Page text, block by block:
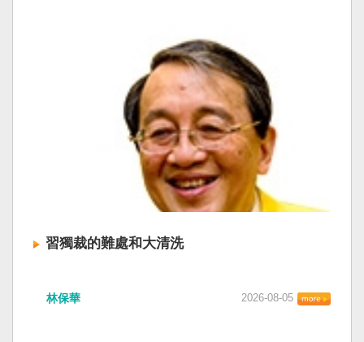
習獨裁的難處和大清洗
林保華 2026-08-05